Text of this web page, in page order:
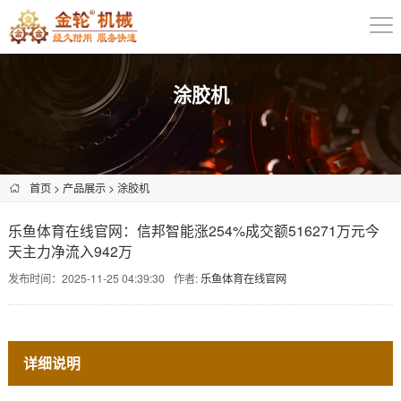
涂胶机
首页> 产品展示> 涂胶机
乐鱼体育在线官网：信邦智能涨254%成交额516271万元今
天主力净流入942万
发布时间：2025-11-25 04:39:30 作者: 乐鱼体育在线官网
详细说明